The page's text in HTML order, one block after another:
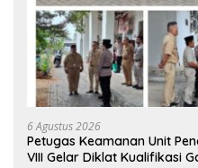
6 Agustus 2026
Petugas Keamanan Unit
VIII Gelar Diklat Kualifikasi